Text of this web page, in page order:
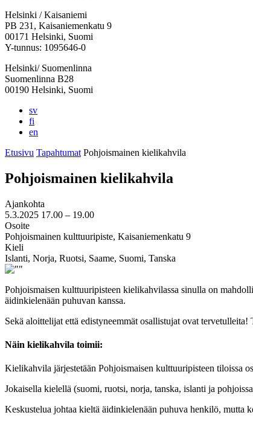
Facebook:
Avataan
uuteen
välilehteen
Instagram:
Avataan
uuteen
välilehteen
TikTok:
Avataan
uuteen
välilehteen
Youtube:
Avataan
uuteen
välilehteen
Vimeo:
Avataan
uuteen
välilehteen
Helsinki / Kaisaniemi
PB 231, Kaisaniemenkatu 9
00171 Helsinki, Suomi
Y-tunnus: 1095646-0
Helsinki/ Suomenlinna
Suomenlinna B28
00190 Helsinki, Suomi
sv
fi
en
Etusivu Tapahtumat Pohjoismainen kielikahvila
Pohjoismainen kielikahvila
Ajankohta
5.3.2025 17.00 – 19.00
Osoite
Pohjoismainen kulttuuripiste, Kaisaniemenkatu 9
Kieli
Islanti, Norja, Ruotsi, Saame, Suomi, Tanska
Pohjoismaisen kulttuuripisteen kielikahvilassa sinulla on
äidinkielenään puhuvan kanssa.
Sekä aloittelijat että edistyneemmät osallistujat ovat
Näin kielikahvila toimii:
Kielikahvila järjestetään Pohjoismaisen kulttuuripisteen tiloissa
Jokaisella kielellä (suomi, ruotsi, norja, tanska, islanti ja
Keskustelua johtaa kieltä äidinkielenään puhuva henkilö, mutta